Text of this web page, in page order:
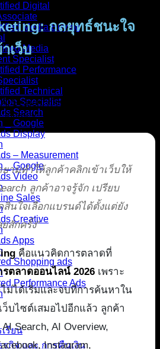
Digital
Media Buying
Media
Specialist
Performance
Technical
Specialist
Search
_ Google
Display
– Measurement
_ Google
Video
Sales
Creative
Apps
Shopping ads
Performance Ads
รียน
กิจ และ การคืนเงิน
กลยุทธ์ชนะใจ
เว็บ
ามทำให้ลูกค้าคลิกเข้าเว็บให้
ลูกค้าอาจรู้จัก เปรียบ
สินใจเลือกแบรนด์ได้ตั้งแต่ยัง
ยสักครั้ง”
คือแนวคิดการตลาดที่
รตลาดออนไลน์ 2026 เพราะ
ม่ได้เริ่มและจบที่การค้นหาใน
ว็บไซต์เสมอไปอีกแล้ว ลูกค้า
Search, AI Overview,
Instagram,